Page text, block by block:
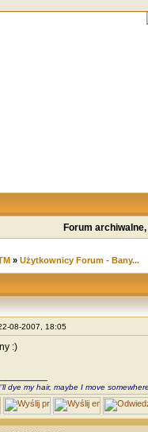
Forum
» Użytkownicy Forum - Bany...
08-2007, 18:05
:)
dye my hair, maybe I move